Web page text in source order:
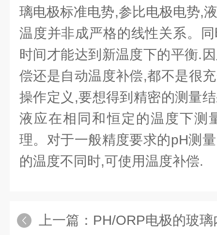
璃电极标准电势,参比电极电势,
温度并非成严格的线性关系。
时间才能达到新温度下的平衡.
偿还是自动温度补偿,都不是很
操作定义,要想得到精密的测量
液应在相同和恒定的温度下测
理。对于一般精度要求的pH测
的温度不同时,可使用温度补偿.
上一篇： PH/ORP电极的玻璃